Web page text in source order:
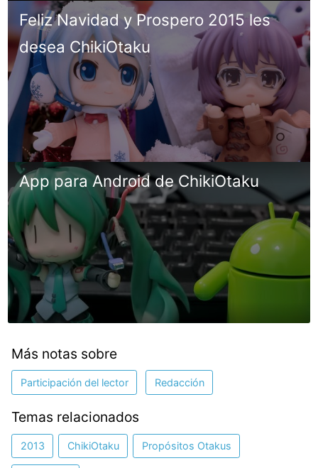
Feliz Navidad y Prospero 2015 les
desea ChikiOtaku
App para Android de ChikiOtaku
Más notas sobre
Participación del lector Redacción
Temas relacionados
2013 ChikiOtaku Propósitos Otakus